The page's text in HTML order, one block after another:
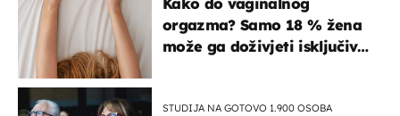
Kako do vaginalnog
orgazma? Samo 18 % žena
može ga doživjeti isključivo
STUDIJA NA GOTOVO 1.900 OSOBA